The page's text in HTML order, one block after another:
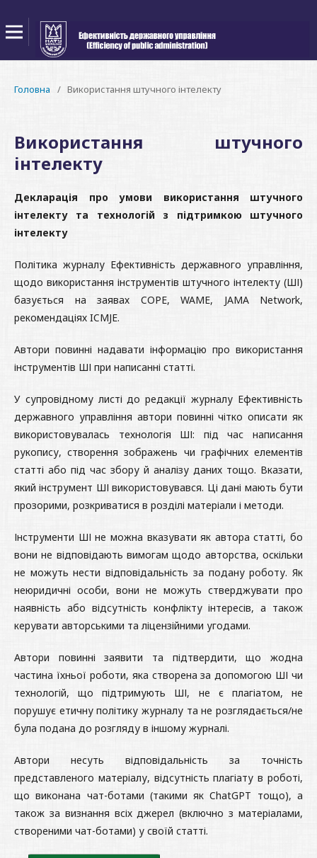
Головна / Використання штучного інтелекту
Використання штучного
інтелекту
Декларація про умови використання штучного
інтелекту та технологій з підтримкою штучного
інтелекту
Політика журналу Ефективність державного управління,
щодо використання інструментів штучного інтелекту (ШІ)
базується на заявах COPE, WAME, JAMA Network,
рекомендаціях ICMJE.
Автори повинні надавати інформацію про використання
інструментів ШІ при написанні статті.
У супровідному листі до редакції журналу Ефективність
державного управління автори повинні чітко описати як
використовувалась технологія ШІ: під час написання
рукопису, створення зображень чи графічних елементів
статті або під час збору й аналізу даних тощо. Вказати,
який інструмент ШІ використовувався. Ці дані мають бути
прозорими, розкриватися в розділі матеріали і методи.
Інструменти ШІ не можна вказувати як автора статті, бо
вони не відповідають вимогам щодо авторства, оскільки
не можуть нести відповідальність за подану роботу. Як
неюридичні особи, вони не можуть стверджувати про
наявність або відсутність конфлікту інтересів, а також
керувати авторськими та ліцензійними угодами.
Автори повинні заявити та підтвердити, що жодна
частина їхньої роботи, яка створена за допомогою ШІ чи
технологій, що підтримують ШІ, не є плагіатом, не
порушує етичну політику журналу та не розглядається/не
була подана до розгляду в іншому журналі.
Автори несуть відповідальність за точність
представленого матеріалу, відсутність плагіату в роботі,
що виконана чат-ботами (такими як ChatGPT тощо), а
також за визнання всіх джерел (включно з матеріалами,
створеними чат-ботами) у своїй статті.